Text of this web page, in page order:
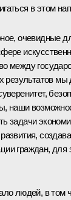
в этом
очевидные
между
результатов
наши
задачи
граждан, для
людей, в том